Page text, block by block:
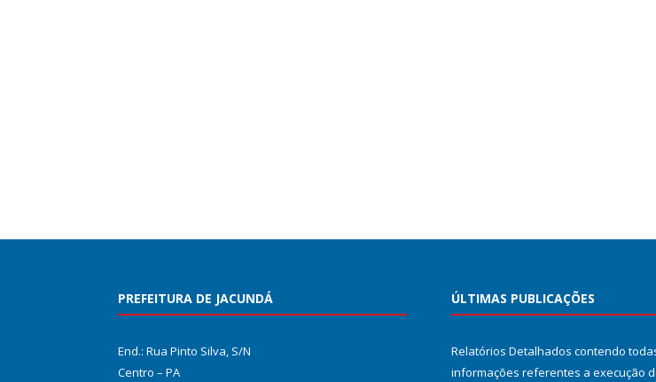
PREFEITURA DE JACUNDÁ
End.: Rua Pinto Silva, S/N
Centro – PA
ÚLTIMAS PUBLICAÇÕES
Relatórios Detalhados contendo
informações referentes a execução